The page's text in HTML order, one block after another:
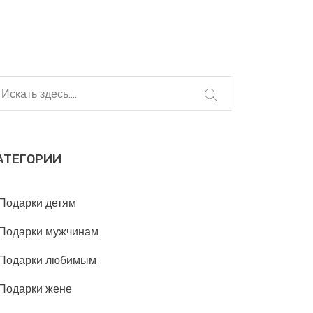
детям
мужчинам
любимым
жене